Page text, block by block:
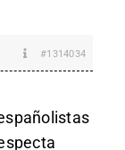
#1314034